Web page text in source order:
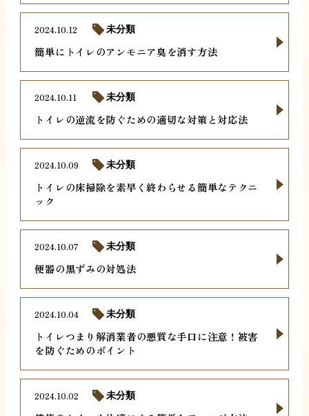
簡単にトイレのアンモニア臭を消す方法
2024.10.12 未分類
トイレの逆流を防ぐための適切な対策と対応法
2024.10.11 未分類
トイレの床掃除を素早く終わらせる簡単なテクニ
ック
2024.10.09 未分類
便器の黒ずみの対処法
2024.10.07 未分類
トイレつまり解消業者の悪質な手口に注意！被害
を防ぐためのポイント
2024.10.04 未分類
2024.10.02 未分類